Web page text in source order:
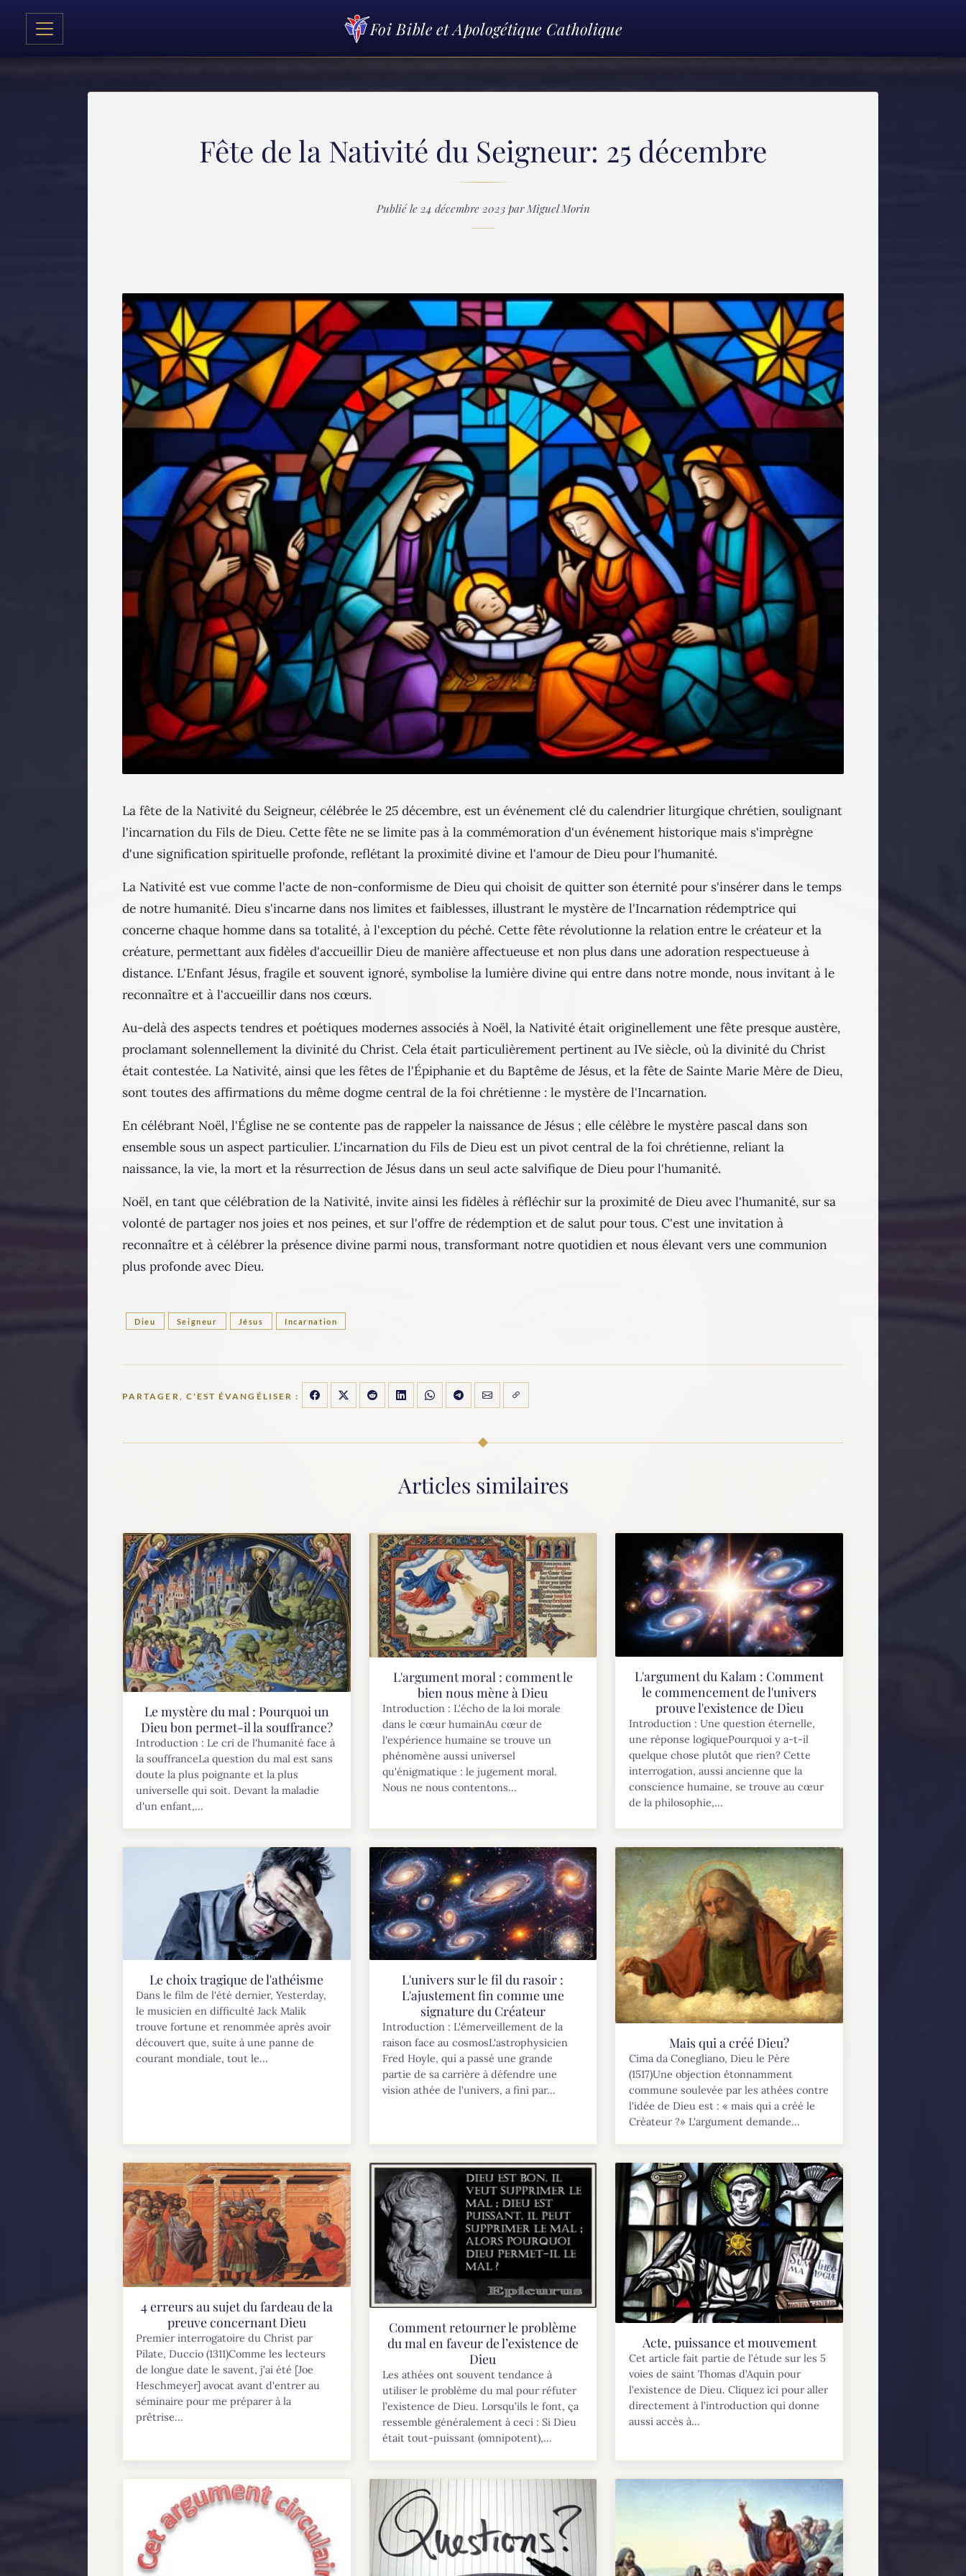
Foi Bible et Apologétique Catholique
Fête de la Nativité du Seigneur: 25 décembre
Publié le 24 décembre 2023 par Miguel Morin
La fête de la Nativité du Seigneur, célébrée le 25 décembre, est un événement clé du calendrier liturgique chrétien, soulignant
l'incarnation du Fils de Dieu. Cette fête ne se limite pas à la commémoration d'un événement historique mais s'imprègne
d'une signification spirituelle profonde, reflétant la proximité divine et l'amour de Dieu pour l'humanité.
La Nativité est vue comme l'acte de non-conformisme de Dieu qui choisit de quitter son éternité pour s'insérer dans le temps
de notre humanité. Dieu s'incarne dans nos limites et faiblesses, illustrant le mystère de l'Incarnation rédemptrice qui
concerne chaque homme dans sa totalité, à l'exception du péché​​. Cette fête révolutionne la relation entre le créateur et la
créature, permettant aux fidèles d'accueillir Dieu de manière affectueuse et non plus dans une adoration respectueuse à
distance. L'Enfant Jésus, fragile et souvent ignoré, symbolise la lumière divine qui entre dans notre monde, nous invitant à le
reconnaître et à l'accueillir dans nos cœurs​​.
Au-delà des aspects tendres et poétiques modernes associés à Noël, la Nativité était originellement une fête presque austère,
proclamant solennellement la divinité du Christ. Cela était particulièrement pertinent au IVe siècle, où la divinité du Christ
était contestée. La Nativité, ainsi que les fêtes de l'Épiphanie et du Baptême de Jésus, et la fête de Sainte Marie Mère de Dieu,
sont toutes des affirmations du même dogme central de la foi chrétienne : le mystère de l'Incarnation​​.
En célébrant Noël, l'Église ne se contente pas de rappeler la naissance de Jésus ; elle célèbre le mystère pascal dans son
ensemble sous un aspect particulier. L'incarnation du Fils de Dieu est un pivot central de la foi chrétienne, reliant la
naissance, la vie, la mort et la résurrection de Jésus dans un seul acte salvifique de Dieu pour l'humanité​​.
Noël, en tant que célébration de la Nativité, invite ainsi les fidèles à réfléchir sur la proximité de Dieu avec l'humanité, sur sa
volonté de partager nos joies et nos peines, et sur l'offre de rédemption et de salut pour tous. C'est une invitation à
reconnaître et à célébrer la présence divine parmi nous, transformant notre quotidien et nous élevant vers une communion
plus profonde avec Dieu.
Dieu Seigneur Jésus Incarnation
PARTAGER, C'EST ÉVANGÉLISER :
Articles similaires
Le mystère du mal : Pourquoi un
Dieu bon permet-il la souffrance?
Introduction : Le cri de l'humanité face à
la souffranceLa question du mal est sans
doute la plus poignante et la plus
universelle qui soit. Devant la maladie
d'un enfant,...
L'argument moral : comment le
bien nous mène à Dieu
Introduction : L'écho de la loi morale
dans le cœur humainAu cœur de
l'expérience humaine se trouve un
phénomène aussi universel
qu'énigmatique : le jugement moral.
Nous ne nous contentons...
L'argument du Kalam : Comment
le commencement de l'univers
prouve l'existence de Dieu
Introduction : Une question éternelle,
une réponse logiquePourquoi y a-t-il
quelque chose plutôt que rien? Cette
interrogation, aussi ancienne que la
conscience humaine, se trouve au cœur
de la philosophie,...
Le choix tragique de l'athéisme
Dans le film de l'été dernier, Yesterday,
le musicien en difficulté Jack Malik
trouve fortune et renommée après avoir
découvert que, suite à une panne de
courant mondiale, tout le...
L'univers sur le fil du rasoir :
L'ajustement fin comme une
signature du Créateur
Introduction : L'émerveillement de la
raison face au cosmosL'astrophysicien
Fred Hoyle, qui a passé une grande
partie de sa carrière à défendre une
vision athée de l'univers, a fini par...
Mais qui a créé Dieu?
Cima da Conegliano, Dieu le Père
(1517)Une objection étonnamment
commune soulevée par les athées contre
l'idée de Dieu est : « mais qui a créé le
Créateur ?» L'argument demande...
4 erreurs au sujet du fardeau de la
preuve concernant Dieu
Premier interrogatoire du Christ par
Pilate, Duccio (1311)Comme les lecteurs
de longue date le savent, j’ai été [Joe
Heschmeyer] avocat avant d'entrer au
séminaire pour me préparer à la
prêtrise...
Comment retourner le problème
du mal en faveur de l’existence de
Dieu
Les athées ont souvent tendance à
utiliser le problème du mal pour réfuter
l’existence de Dieu. Lorsqu’ils le font, ça
ressemble généralement à ceci : Si Dieu
était tout-puissant (omnipotent),...
Acte, puissance et mouvement
Cet article fait partie de l’étude sur les 5
voies de saint Thomas d’Aquin pour
l’existence de Dieu. Cliquez ici pour aller
directement à l’introduction qui donne
aussi accès à...